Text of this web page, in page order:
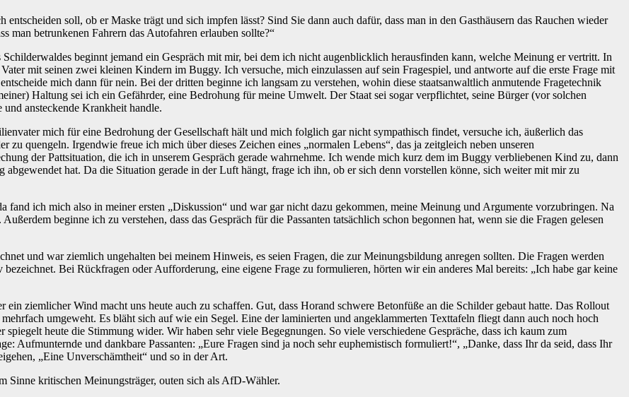
entscheiden soll, ob er Maske trägt und sich impfen lässt? Sind Sie dann auch dafür, dass man in den Gasthäusern das Rauchen wieder
man betrunkenen Fahrern das Autofahren erlauben sollte?“
beginnt jemand ein Gespräch mit mir, bei dem ich nicht augenblicklich herausfinden kann, welche Meinung er vertritt. In
mit seinen zwei kleinen Kindern im Buggy. Ich versuche, mich einzulassen auf sein Fragespiel, und antworte auf die erste Frage mit
mich dann für nein. Bei der dritten beginne ich langsam zu verstehen, wohin diese staatsanwaltlich anmutende Fragetechnik
Haltung sei ich ein Gefährder, eine Bedrohung für meine Umwelt. Der Staat sei sogar verpflichtet, seine Bürger (vor solchen
ansteckende Krankheit handle.
mich für eine Bedrohung der Gesellschaft hält und mich folglich gar nicht sympathisch findet, versuche ich, äußerlich das
quengeln. Irgendwie freue ich mich über dieses Zeichen eines „normalen Lebens“, das ja zeitgleich neben unseren
der Pattsituation, die ich in unserem Gespräch gerade wahrnehme. Ich wende mich kurz dem im Buggy verbliebenen Kind zu, dann
hat. Da die Situation gerade in der Luft hängt, frage ich ihn, ob er sich denn vorstellen könne, sich weiter mit mir zu
fand ich mich also in meiner ersten „Diskussion“ und war gar nicht dazu gekommen, meine Meinung und Argumente vorzubringen. Na
beginne ich zu verstehen, dass das Gespräch für die Passanten tatsächlich schon begonnen hat, wenn sie die Fragen gelesen
und war ziemlich ungehalten bei meinem Hinweis, es seien Fragen, die zur Meinungsbildung anregen sollten. Die Fragen werden
Bei Rückfragen oder Aufforderung, eine eigene Frage zu formulieren, hörten wir ein anderes Mal bereits: „Ich habe gar keine
ziemlicher Wind macht uns heute auch zu schaffen. Gut, dass Horand schwere Betonfüße an die Schilder gebaut hatte. Das Rollout
umgeweht. Es bläht sich auf wie ein Segel. Eine der laminierten und angeklammerten Texttafeln fliegt dann auch noch hoch
heute die Stimmung wider. Wir haben sehr viele Begegnungen. So viele verschiedene Gespräche, dass ich kaum zum
Aufmunternde und dankbare Passanten: „Eure Fragen sind ja noch sehr euphemistisch formuliert!“, „Danke, dass Ihr da seid, dass Ihr
„Eine Unverschämtheit“ und so in der Art.
Sinne kritischen Meinungsträger, outen sich als AfD-Wähler.